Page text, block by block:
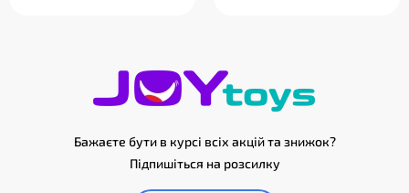
Бажаєте бути в курсі всіх акцій та знижок?
Підпишіться на розсилку